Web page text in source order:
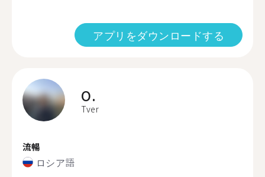
アプリをダウンロードする
O.
Tver
流暢
ロシア語